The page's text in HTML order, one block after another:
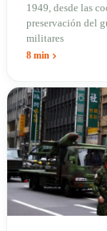
1949, desde las
preservación del
militares
8 min